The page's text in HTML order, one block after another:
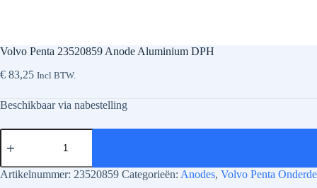
Volvo Penta 23520859 Anode Aluminium DPH
€ 83,25 Incl BTW.
Beschikbaar via nabestelling
Volvo
Penta
Anode
Aluminium
Artikelnummer: 23520859 Categorieën: Anodes, Volvo Penta